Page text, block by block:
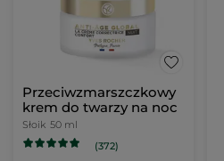
Przeciwzmarszczkowy
krem do twarzy na noc
Słoik 50 ml
(372)